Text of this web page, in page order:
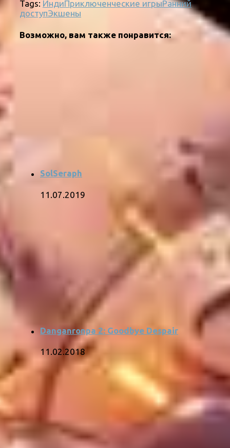
Tags: ИндиПриключенческие игрыРанний
доступЭкшены
Возможно, вам также понравится:
SolSeraph
11.07.2019
Danganronpa 2: Goodbye Despair
11.02.2018